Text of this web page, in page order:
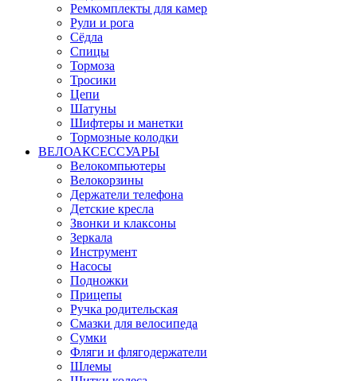
Ремкомплекты для камер
Рули и рога
Сёдла
Спицы
Тормоза
Тросики
Цепи
Шатуны
Шифтеры и манетки
Тормозные колодки
ВЕЛОАКСЕССУАРЫ
Велокомпьютеры
Велокорзины
Держатели телефона
Детские кресла
Звонки и клаксоны
Зеркала
Инструмент
Насосы
Подножки
Прицепы
Ручка родительская
Смазки для велосипеда
Сумки
Фляги и флягодержатели
Шлемы